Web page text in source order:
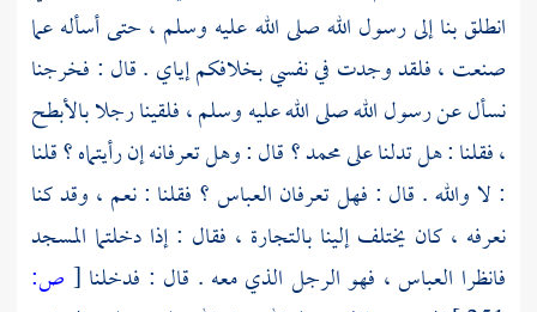
انطلق بنا إلى رسول الله صلى الله عليه وسلم ، حتى أسأله عما
صنعت ، فلقد وجدت في نفسي بخلافكم إياي . قال : فخرجنا
نسأل عن رسول الله صلى الله عليه وسلم ، فلقينا رجلا بالأبطح
، فقلنا : هل تدلنا علىمحمد ؟قال : وهل تعرفانه إن رأيتماه ؟ قلنا
: لا والله . قال : فهل تعرفان العباس ؟ فقلنا : نعم ، وقد كنا
نعرفه ، كان يختلف إلينا بالتجارة ، فقال : إذا دخلتما المسجد
فانظرا العباس ، فهو الرجل الذي معه . قال : فدخلنا [ ص: